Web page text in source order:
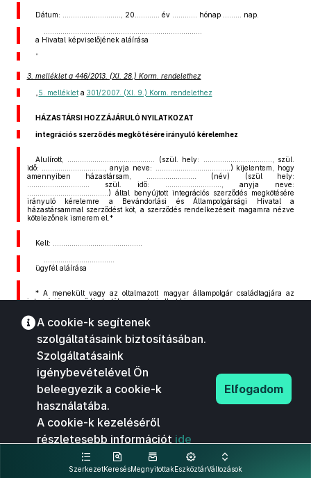
Dátum: ............................, 20............ év ............ hónap ......... nap.
a Hivatal képviselőjének aláírása
”
3. melléklet a 446/2013. (XI. 28.) Korm. rendelethez
5. mellékleta 301/2007. (XI. 9.) Korm. rendelethez
HÁZASTÁRSI HOZZÁJÁRULÓ NYILATKOZAT
integrációs szerződés megkötésére irányuló kérelemhez
Alulírott, …………………………………… (szül. hely: ……………………………, szül.
idő: …………………………, anyja neve: ………………………………) kijelentem, hogy
amennyiben házastársam, …………………… (név) (szül hely:
………………………… szül. idő: ………………………, anyja neve:
…………………………………) által benyújtott integrációs szerződés megkötésére
irányuló kérelemre a Bevándorlási és Állampolgársági Hivatal a
házastársammal szerződést köt, a szerződés rendelkezéseit magamra nézve
kötelezőnek ismerem el.*
Kelt: …………………………………….
ügyfél aláírása
* A menekült vagy az oltalmazott magyar állampolgár családtagjára az
integrációs szerződés hatálya nem terjedhet ki.
SzerkezetKeresésMegnyitottakEszköztárVáltozások
A cookie-k segítenek
szolgáltatásaink biztosításában.
Szolgáltatásaink
igénybevételével Ön
beleegyezik a cookie-k
használatába.
A cookie-k kezeléséről
részletesebb információt ide
kattintva olvashat.
Elfogadom